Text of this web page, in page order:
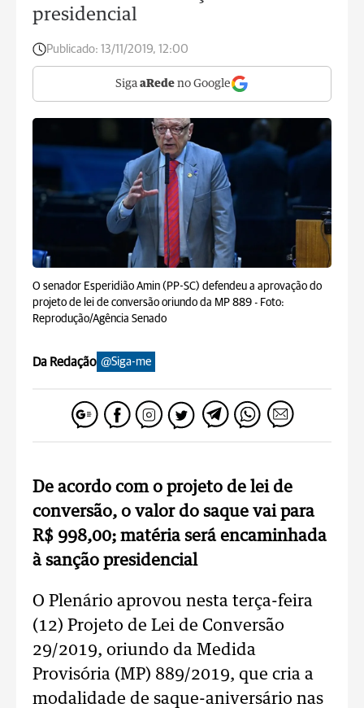
presidencial
Publicado: 13/11/2019, 12:00
Siga aRede no Google
O senador Esperidião Amin (PP-SC) defendeu a aprovação do
projeto de lei de conversão oriundo da MP 889 - Foto:
Reprodução/Agência Senado
Da Redação @Siga-me
De acordo com o projeto de lei de
conversão, o valor do saque vai para
R$ 998,00; matéria será encaminhada
à sanção presidencial
O Plenário aprovou nesta terça-feira
(12) Projeto de Lei de Conversão
29/2019, oriundo da Medida
Provisória (MP) 889/2019, que cria a
modalidade de saque-aniversário nas